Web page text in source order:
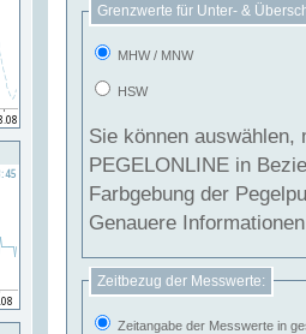
Grenzwerte für Unter- &
MHW / MNW
HSW
Sie können
PEGELONLINE in Beziehung
Farbgebung der
Genauere
Zeitbezug der Messwerte:
Zeitangabe der Messwerte in